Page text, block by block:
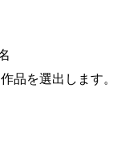
品を選出します。